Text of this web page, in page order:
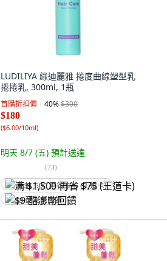
LUDILIYA 綠迪麗雅 捲度曲線塑型乳
捲捲乳, 300ml, 1瓶
首購折扣價 40%$300
$180
($6.00/10ml)
明天 8/7 (五) 預計送達
(73)
满 $1,500 再省 $75 (王道卡)
$9 酷澎幣回饋